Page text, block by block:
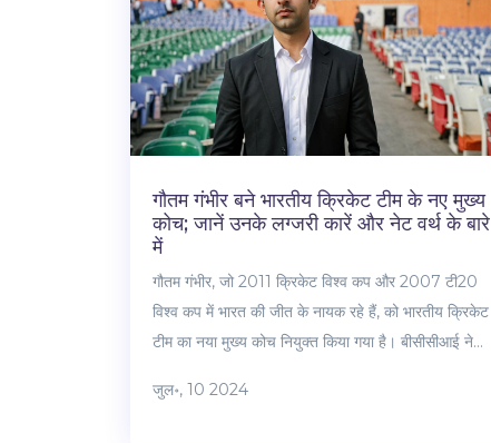
गौतम गंभीर बने भारतीय क्रिकेट टीम के नए मुख्य
कोच; जानें उनके लग्जरी कारें और नेट वर्थ के बारे
में
गौतम गंभीर, जो 2011 क्रिकेट विश्व कप और 2007 टी20
विश्व कप में भारत की जीत के नायक रहे हैं, को भारतीय क्रिकेट
टीम का नया मुख्य कोच नियुक्त किया गया है। बीसीसीआई ने
मानसिकता को सराहा। गंभीर, जो पहले कोलकाता नाइट राइडर्स
जुल॰, 10 2024